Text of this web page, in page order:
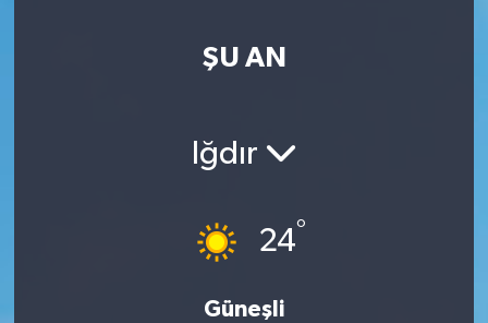
ŞU AN
Iğdır
24°
Güneşli